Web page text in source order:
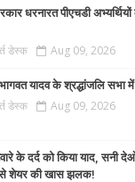
धरनारत पीएचडी
डेस्क Aug 09, 2026
यादव के श्रद्धांजलि सभा
डेस्क Aug 09, 2026
के दर्द को किया याद, सनी
से शेयर की खास झलक!